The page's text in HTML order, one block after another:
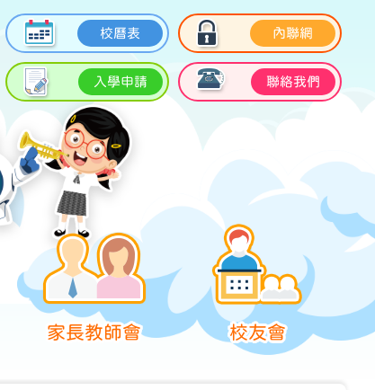
校曆表 內聯網
入學申請 聯絡我們
家長教師會 校友會